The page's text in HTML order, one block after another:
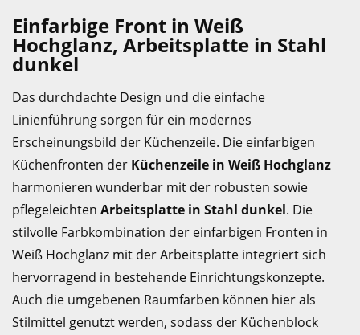
Einfarbige Front in Weiß
Hochglanz, Arbeitsplatte in Stahl
dunkel
Das durchdachte Design und die einfache
Linienführung sorgen für ein modernes
Erscheinungsbild der Küchenzeile. Die einfarbigen
Küchenfronten der Küchenzeile in Weiß Hochglanz
harmonieren wunderbar mit der robusten sowie
pflegeleichten Arbeitsplatte in Stahl dunkel. Die
stilvolle Farbkombination der einfarbigen Fronten in
Weiß Hochglanz mit der Arbeitsplatte integriert sich
hervorragend in bestehende Einrichtungskonzepte.
Auch die umgebenen Raumfarben können hier als
Stilmittel genutzt werden, sodass der Küchenblock